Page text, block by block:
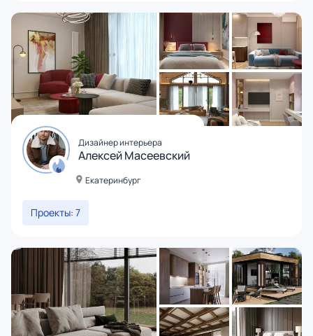
Дизайнер интерьера
Алексей Масеевский
Екатеринбург
Проекты: 7